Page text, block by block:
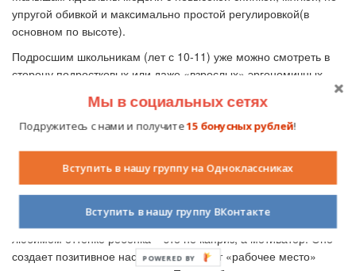
упругой обивкой и максимально простой регулировкой(в
основном по высоте).
Подросшим школьникам (лет с 10-11) уже можно смотреть в
сторону подростковых или даже «взрослых» эргономичных
кресел с высокой спинкой, подголовником(отличная штука для
разгрузки шеи!) и более продвинутыми настройками(глубина
сиденья, угол наклона спинки). Всегда берите ребенка с собой
сеткой производителя!
Красота – страшная сила (в хорошем смысле!). Конечно,
со счетов внешний вид
! Яркий, веселый цвет или кресло в
любимом оттенке ребенка – это не каприз, а мотиватор. Оно
создает позитивное настроение, делает «рабочее место»
Мы в социальных сетях
Подружитесь с нами и получите15 бонусных рублей!
Вступить в нашу группу на Одноклассниках
Вступить в нашу группу ВКонтакте
POWERED BY